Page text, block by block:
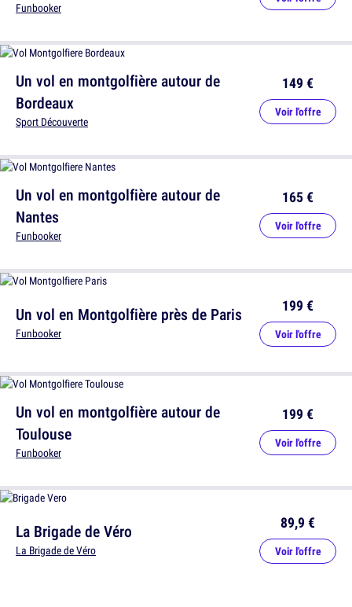
Un vol en montgolfière autour de
Bordeaux
Sport Découverte
149 €
Voir l'offre
Un vol en Montgolfière près de Paris
Funbooker
199 €
Voir l'offre
La Brigade de Véro
La Brigade de Véro
89,9 €
Voir l'offre
Funbooker
Un vol en montgolfière autour de
Nantes
Funbooker
165 €
Voir l'offre
Un vol en montgolfière autour de
Toulouse
Funbooker
199 €
Voir l'offre